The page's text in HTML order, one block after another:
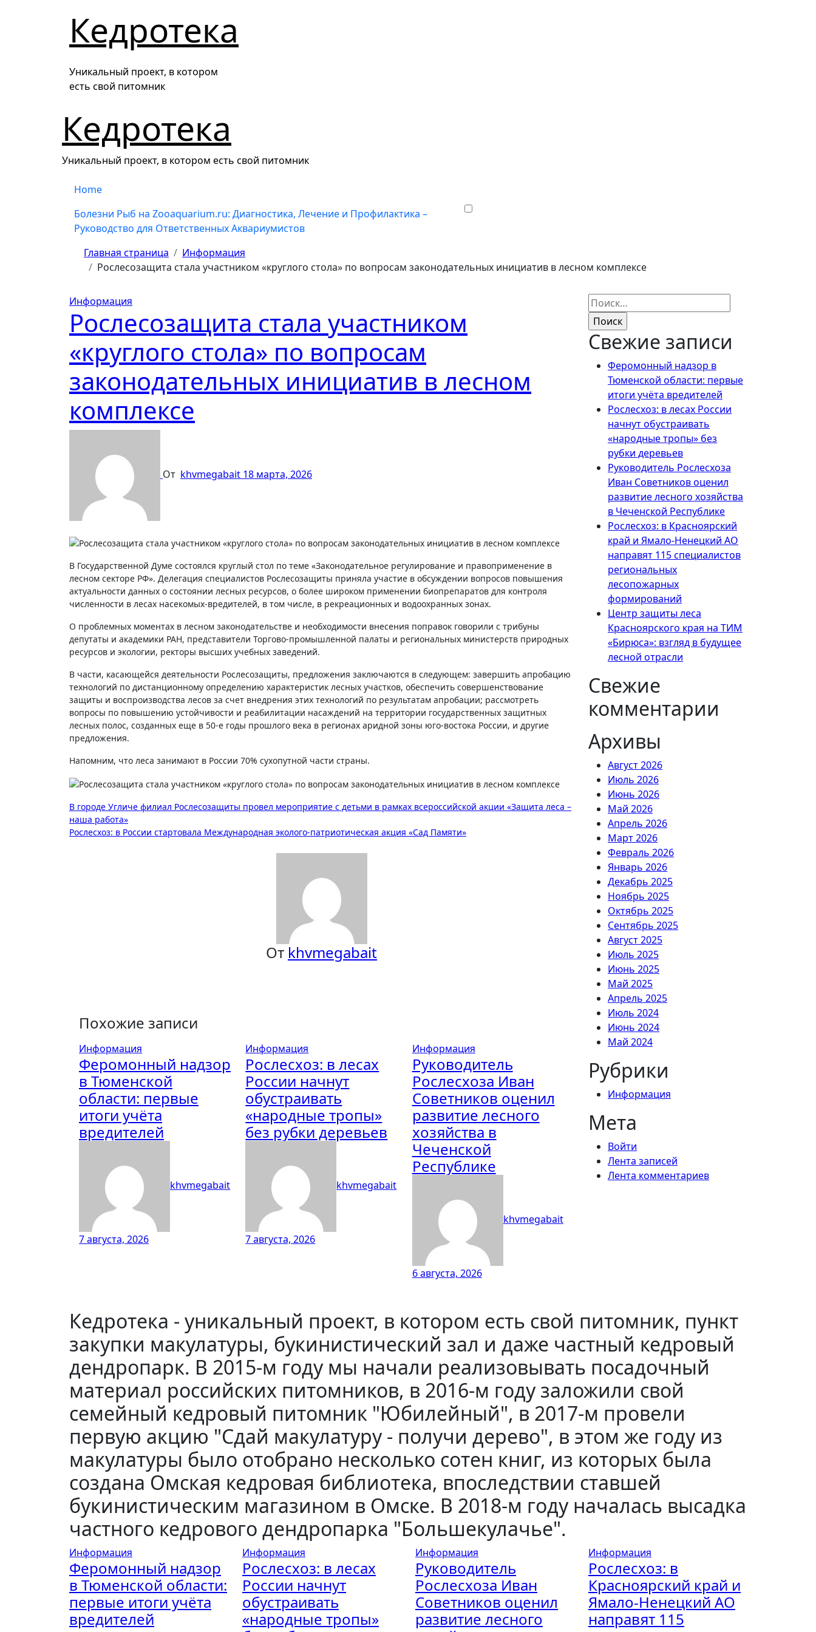
Кедротека
Уникальный проект, в котором
есть свой питомник
Кедротека
Уникальный проект, в котором есть свой питомник
Home
Болезни Рыб на Zooaquarium.ru: Диагностика, Лечение и Профилактика –
Руководство для Ответственных Аквариумистов
Главная страница
Информация
Рослесозащита стала участником «круглого стола» по вопросам законодательных инициатив в лесном комплексе
Информация
Рослесозащита стала участником
«круглого стола» по вопросам
законодательных инициатив в лесном
комплексе
От khvmegabait 18 марта, 2026
В Государственной Думе состоялся круглый стол по теме «Законодательное регулирование и правоприменение в
лесном секторе РФ». Делегация специалистов Рослесозащиты приняла участие в обсуждении вопросов повышения
актуальности данных о состоянии лесных ресурсов, о более широком применении биопрепаратов для контроля
численности в лесах насекомых-вредителей, в том числе, в рекреационных и водоохранных зонах.
О проблемных моментах в лесном законодательстве и необходимости внесения поправок говорили с трибуны
депутаты и академики РАН, представители Торгово-промышленной палаты и региональных министерств природных
ресурсов и экологии, ректоры высших учебных заведений.
В части, касающейся деятельности Рослесозащиты, предложения заключаются в следующем: завершить апробацию
технологий по дистанционному определению характеристик лесных участков, обеспечить совершенствование
защиты и воспроизводства лесов за счет внедрения этих технологий по результатам апробации; рассмотреть
вопросы по повышению устойчивости и реабилитации насаждений на территории государственных защитных
лесных полос, созданных еще в 50-е годы прошлого века в регионах аридной зоны юго-востока России, и другие
предложения.
Напомним, что леса занимают в России 70% сухопутной части страны.
Навигация
по
В городе Угличе филиал Рослесозащиты провел мероприятие с детьми в рамках всероссийской акции «Защита леса –
наша работа»
Рослесхоз: в России стартовала Международная эколого-патриотическая акция «Сад Памяти»
От khvmegabait
Похожие записи
Информация
Феромонный надзор
в Тюменской
области: первые
итоги учёта
вредителей
khvmegabait
7 августа, 2026
Информация
Рослесхоз: в лесах
России начнут
обустраивать
«народные тропы»
без рубки деревьев
khvmegabait
7 августа, 2026
Информация
Руководитель
Рослесхоза Иван
Советников оценил
развитие лесного
хозяйства в
Чеченской
Республике
khvmegabait
6 августа, 2026
Найти:
Свежие записи
Феромонный надзор в
Тюменской области: первые
итоги учёта вредителей
Рослесхоз: в лесах России
начнут обустраивать
«народные тропы» без
рубки деревьев
Руководитель Рослесхоза
Иван Советников оценил
развитие лесного хозяйства
в Чеченской Республике
Рослесхоз: в Красноярский
край и Ямало-Ненецкий АО
направят 115 специалистов
региональных
лесопожарных
формирований
Центр защиты леса
Красноярского края на ТИМ
«Бирюса»: взгляд в будущее
лесной отрасли
Свежие
комментарии
Архивы
Август 2026
Июль 2026
Июнь 2026
Май 2026
Апрель 2026
Март 2026
Февраль 2026
Январь 2026
Декабрь 2025
Ноябрь 2025
Октябрь 2025
Сентябрь 2025
Август 2025
Июль 2025
Июнь 2025
Май 2025
Апрель 2025
Июль 2024
Июнь 2024
Май 2024
Рубрики
Информация
Мета
Войти
Лента записей
Лента комментариев
Кедротека - уникальный проект, в котором есть свой питомник, пункт
закупки макулатуры, букинистический зал и даже частный кедровый
дендропарк. В 2015-м году мы начали реализовывать посадочный
материал российских питомников, в 2016-м году заложили свой
семейный кедровый питомник "Юбилейный", в 2017-м провели
первую акцию "Сдай макулатуру - получи дерево", в этом же году из
макулатуры было отобрано несколько сотен книг, из которых была
создана Омская кедровая библиотека, впоследствии ставшей
букинистическим магазином в Омске. В 2018-м году началась высадка
частного кедрового дендропарка "Большекулачье".
Информация
Феромонный надзор
в Тюменской области:
первые итоги учёта
вредителей
Информация
Рослесхоз: в лесах
России начнут
обустраивать
«народные тропы»
Информация
Руководитель
Рослесхоза Иван
Советников оценил
развитие лесного
Информация
Рослесхоз: в
Красноярский край и
Ямало-Ненецкий АО
направят 115